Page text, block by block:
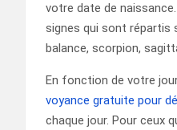
votre date de
signes qui sont répartis
balance, scorpion,
En fonction de votre
voyance gratuite pour
chaque jour. Pour ceux